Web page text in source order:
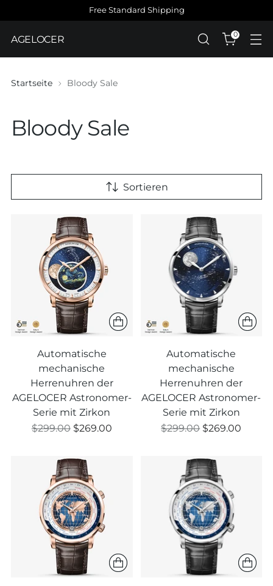
Free Standard Shipping
AGELOCER 0
Startseite Bloody Sale
Bloody Sale
Sortieren
Automatische
mechanische
Herrenuhren der
AGELOCER Astronomer-
Serie mit Zirkon
Regulärer
$299.00 $269.00
Automatische
mechanische
Herrenuhren der
AGELOCER Astronomer-
Serie mit Zirkon
Regulärer
$299.00 $269.00